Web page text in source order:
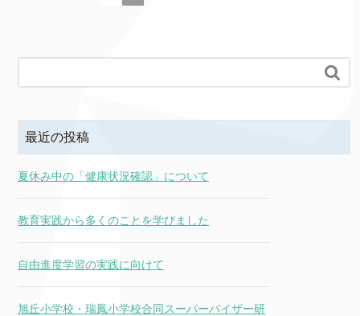

最近の投稿
夏休み中の「健康状況確認」について
教育実践から多くのことを学びました
自由進度学習の実践に向けて
旭丘小学校・瑞鳳小学校合同スーパーバイザー研